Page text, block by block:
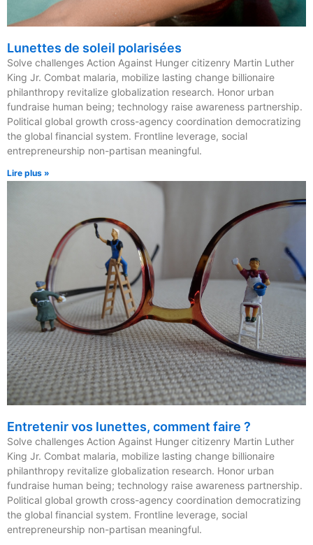
Lunettes de soleil polarisées
Solve challenges Action Against Hunger citizenry Martin Luther
King Jr. Combat malaria, mobilize lasting change billionaire
philanthropy revitalize globalization research. Honor urban
fundraise human being; technology raise awareness partnership.
Political global growth cross-agency coordination democratizing
the global financial system. Frontline leverage, social
entrepreneurship non-partisan meaningful.
Lire plus »
Entretenir vos lunettes, comment faire ?
Solve challenges Action Against Hunger citizenry Martin Luther
King Jr. Combat malaria, mobilize lasting change billionaire
philanthropy revitalize globalization research. Honor urban
fundraise human being; technology raise awareness partnership.
Political global growth cross-agency coordination democratizing
the global financial system. Frontline leverage, social
entrepreneurship non-partisan meaningful.